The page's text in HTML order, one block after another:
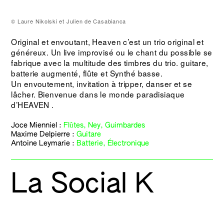
© Laure Nikolski et Julien de Casabianca
Original et envoutant, Heaven c’est un trio original et
généreux. Un live improvisé ou le chant du possible se
fabrique avec la multitude des timbres du trio.guitare,
batterie augmenté, flûte et Synthé basse.
Un envoutement, invitation à tripper, danser et se
lâcher. Bienvenue dans le monde paradisiaque
d’HEAVEN .
Joce Mienniel : Flûtes, Ney, Guimbardes
Maxime Delpierre :Guitare
Antoine Leymarie : Batterie, Électronique
La Social K